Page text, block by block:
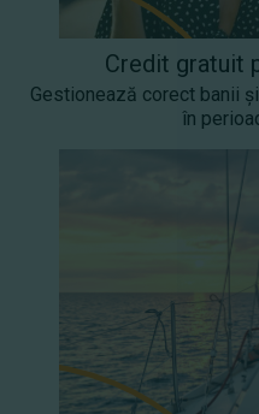
Credit gratuit
Gestionează corect banii
în